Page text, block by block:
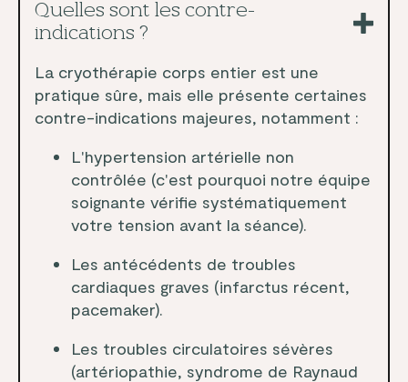
Quelles sont les contre-
indications ?
La cryothérapie corps entier est une
pratique sûre, mais elle présente certaines
contre-indications majeures, notamment :
L'hypertension artérielle non
contrôlée (c'est pourquoi notre équipe
soignante vérifie systématiquement
votre tension avant la séance).
Les antécédents de troubles
cardiaques graves (infarctus récent,
pacemaker).
Les troubles circulatoires sévères
(artériopathie, syndrome de Raynaud